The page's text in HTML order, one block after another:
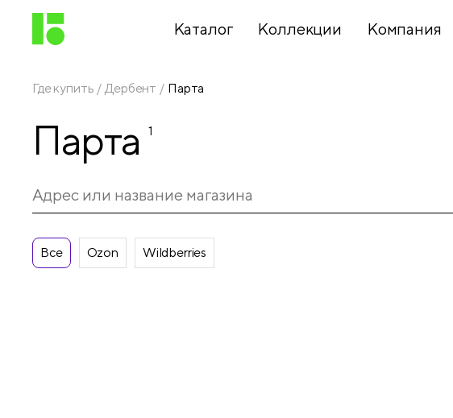
Каталог
принадлежности
Канцелярские
принадлежности
Папки,
Коллекции Компания
Где купить Дербент Парта
Парта 1
Все Ozon Wildberries